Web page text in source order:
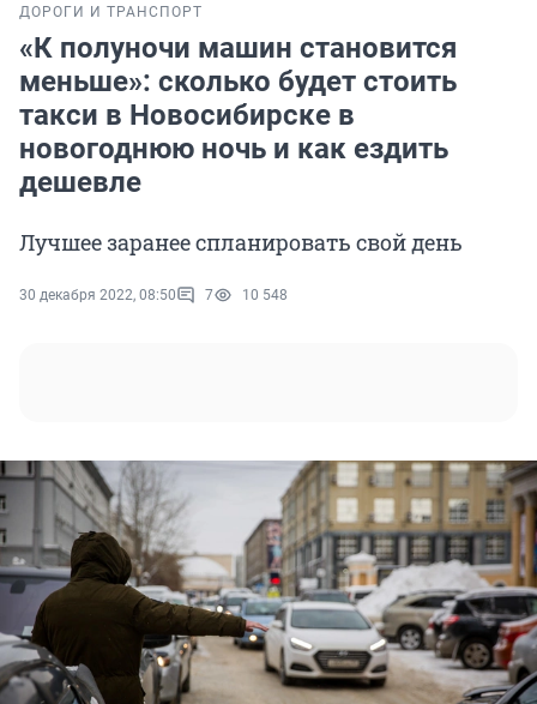
ДОРОГИ И ТРАНСПОРТ
«К полуночи машин становится
меньше»: сколько будет стоить
такси в Новосибирске в
новогоднюю ночь и как ездить
дешевле
Лучшее заранее спланировать свой день
30 декабря 2022, 08:50 7 10 548